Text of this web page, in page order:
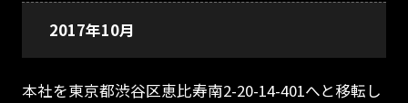
2017年10月
本社を東京都渋谷区恵比寿南2-20-14-401へと移転し